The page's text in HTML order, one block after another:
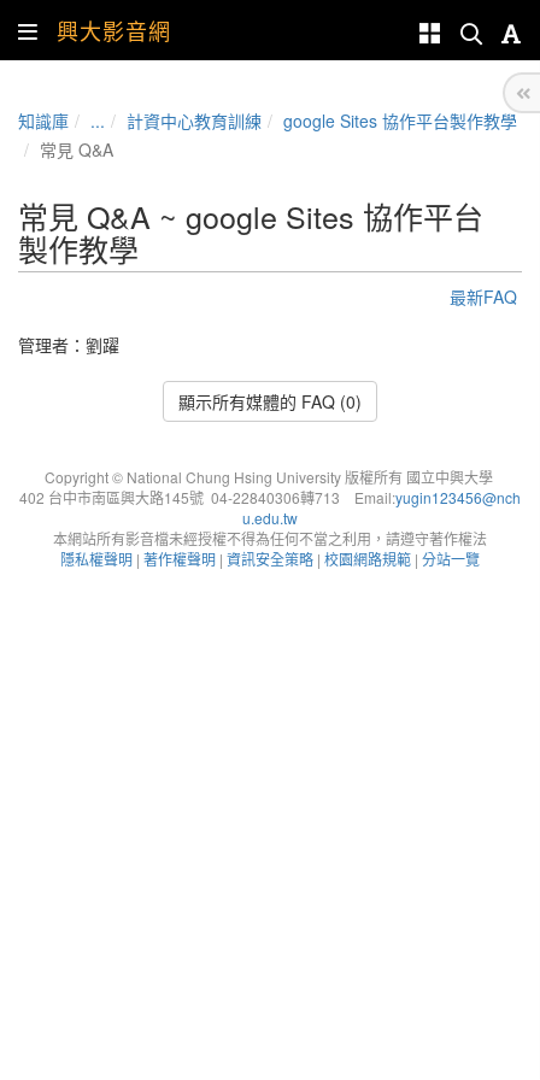
興大影音網
知識庫 ... 計資中心教育訓練
google Sites 協作平台製作教學
常見 Q&A
常見 Q&A ~ google Sites 協作平台
製作教學
最新FAQ
管理者： 劉躍
顯示所有媒體的 FAQ (0)
Copyright © National Chung Hsing University 版權所有 國立中興大學
402 台中市南區興大路145號 04-22840306轉713 Email:yugin123456@nch
u.edu.tw
本網站所有影音檔未經授權不得為任何不當之利用，請遵守著作權法
隱私權聲明 | 著作權聲明 | 資訊安全策略 | 校園網路規範 | 分站一覽